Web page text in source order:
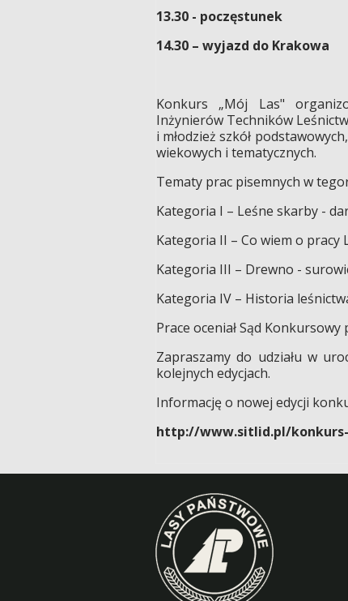
13.30 - poczęstunek
14.30 – wyjazd do Krakowa
Konkurs „Mój Las"
Inżynierów Techników
i młodzież szkół
wiekowych i tematycznych.
Tematy prac pisemnych w
Kategoria I – Leśne skarby -
Kategoria II – Co wiem o pracy
Kategoria III – Drewno -
Kategoria IV – Historia
Prace oceniał Sąd
Zapraszamy do udziału w
kolejnych edycjach.
Informację o nowej edycji
http://www.sitlid.pl/